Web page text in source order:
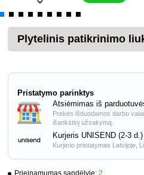
Plytelinis patikrinimo
Prieinamumas sandėlyje: 2
Pristatymo parinktys
Atsiėmimas iš
Prekės išduodamos darbo
išankstinį užsakymą.
Kurjeris UNISEND (2-3
Kurjerio pristatymas Latvijoje,